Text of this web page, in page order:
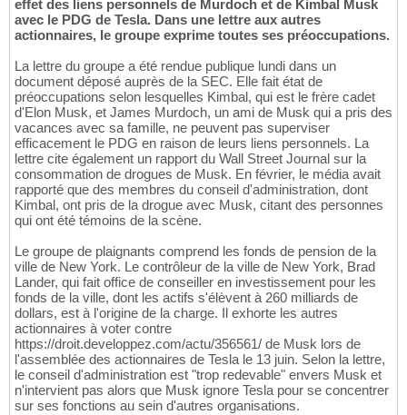
effet des liens personnels de Murdoch et de Kimbal Musk
avec le PDG de Tesla. Dans une lettre aux autres
actionnaires, le groupe exprime toutes ses préoccupations.
La lettre du groupe a été rendue publique lundi dans un
document déposé auprès de la SEC. Elle fait état de
préoccupations selon lesquelles Kimbal, qui est le frère cadet
d'Elon Musk, et James Murdoch, un ami de Musk qui a pris des
vacances avec sa famille, ne peuvent pas superviser
efficacement le PDG en raison de leurs liens personnels. La
lettre cite également un rapport du Wall Street Journal sur la
consommation de drogues de Musk. En février, le média avait
rapporté que des membres du conseil d'administration, dont
Kimbal, ont pris de la drogue avec Musk, citant des personnes
qui ont été témoins de la scène.
Le groupe de plaignants comprend les fonds de pension de la
ville de New York. Le contrôleur de la ville de New York, Brad
Lander, qui fait office de conseiller en investissement pour les
fonds de la ville, dont les actifs s'élèvent à 260 milliards de
dollars, est à l'origine de la charge. Il exhorte les autres
actionnaires à voter contre
https://droit.developpez.com/actu/356561/ de Musk lors de
l'assemblée des actionnaires de Tesla le 13 juin. Selon la lettre,
le conseil d'administration est "trop redevable" envers Musk et
n'intervient pas alors que Musk ignore Tesla pour se concentrer
sur ses fonctions au sein d'autres organisations.